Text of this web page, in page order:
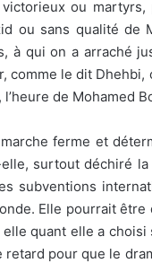
ou
ou sans qualité de
à qui on a arraché
comme le dit
de Mohamed
ferme et
surtout déchiré
subventions
Elle pourrait
quant elle a
pour que le